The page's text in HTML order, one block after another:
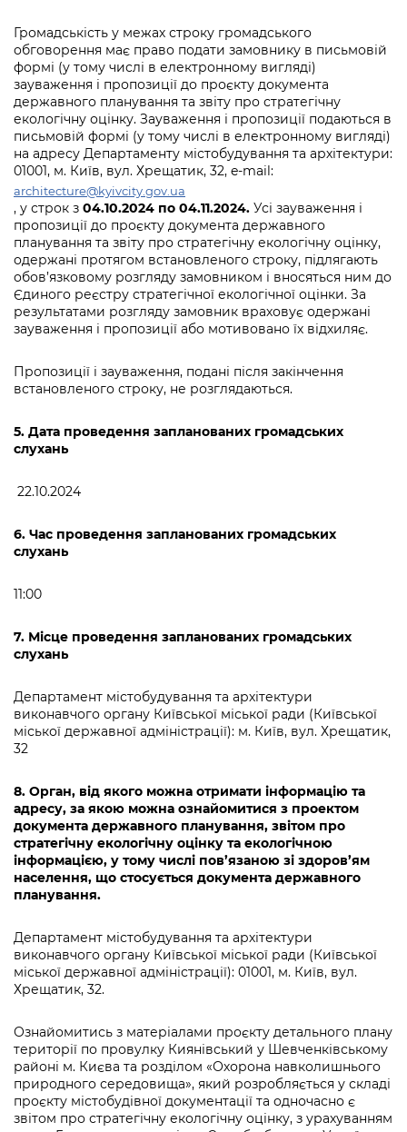
Громадськість у межах строку громадського
обговорення має право подати замовнику в письмовій
формі (у тому числі в електронному вигляді)
зауваження і пропозиції до проєкту документа
державного планування та звіту про стратегічну
екологічну оцінку. Зауваження і пропозиції подаються в
письмовій формі (у тому числі в електронному вигляді)
на адресу Департаменту містобудування та архітектури:
01001, м. Київ, вул. Хрещатик, 32, e-mail:
architecture@kyivcity.gov.ua
, у строк з 04.10.2024 по 04.11.2024. Усі зауваження і
пропозиції до проєкту документа державного
планування та звіту про стратегічну екологічну оцінку,
одержані протягом встановленого строку, підлягають
обов’язковому розгляду замовником і вносяться ним до
Єдиного реєстру стратегічної екологічної оцінки. За
результатами розгляду замовник враховує одержані
зауваження і пропозиції або мотивовано їх відхиляє.
Пропозиції і зауваження, подані після закінчення
встановленого строку, не розглядаються.
5. Дата проведення запланованих громадських
слухань
22.10.2024
6. Час проведення запланованих громадських
слухань
11:00
7. Місце проведення запланованих громадських
слухань
Департамент містобудування та архітектури
виконавчого органу Київської міської ради (Київської
міської державної адміністрації): м. Київ, вул. Хрещатик,
32
8. Орган, від якого можна отримати інформацію та
адресу, за якою можна ознайомитися з проектом
документа державного планування, звітом про
стратегічну екологічну оцінку та екологічною
інформацією, у тому числі пов’язаною зі здоров’ям
населення, що стосується документа державного
планування.
Департамент містобудування та архітектури
виконавчого органу Київської міської ради (Київської
міської державної адміністрації): 01001, м. Київ, вул.
Хрещатик, 32.
Ознайомитись з матеріалами проєкту детального плану
території по провулку Киянівський у Шевченківському
районі м. Києва та розділом «Охорона навколишнього
природного середовища», який розробляється у складі
проєкту містобудівної документації та одночасно є
звітом про стратегічну екологічну оцінку, з урахуванням